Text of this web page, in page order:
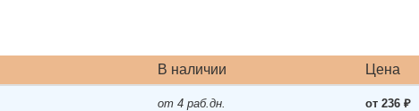
В наличии Цена
от 4 раб.дн. от 236 ₽